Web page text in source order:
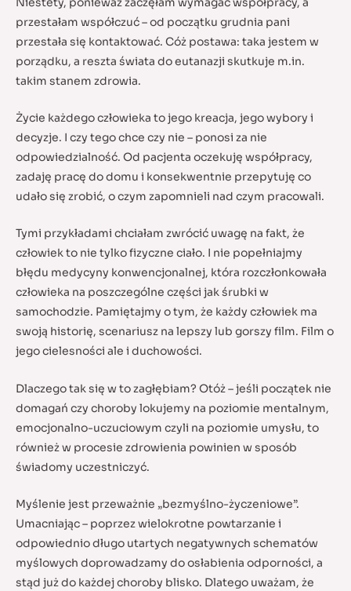
przestałam współczuć – od początku grudnia pani
przestała się kontaktować. Cóż postawa: taka jestem w
porządku, a reszta świata do eutanazji skutkuje m.in.
takim stanem zdrowia.
Życie każdego człowieka to jego kreacja, jego wybory i
decyzje. I czy tego chce czy nie – ponosi za nie
odpowiedzialność. Od pacjenta oczekuję współpracy,
zadaję pracę do domu i konsekwentnie przepytuję co
udało się zrobić, o czym zapomnieli nad czym pracowali.
Tymi przykładami chciałam zwrócić uwagę na fakt, że
człowiek to nie tylko fizyczne ciało. I nie popełniajmy
błędu medycyny konwencjonalnej, która rozczłonkowała
człowieka na poszczególne części jak śrubki w
samochodzie. Pamiętajmy o tym, że każdy człowiek ma
swoją historię, scenariusz na lepszy lub gorszy film. Film o
jego cielesności ale i duchowości.
Dlaczego tak się w to zagłębiam? Otóż – jeśli początek nie
domagań czy choroby lokujemy na poziomie mentalnym,
emocjonalno-uczuciowym czyli na poziomie umysłu, to
również w procesie zdrowienia powinien w sposób
świadomy uczestniczyć.
Myślenie jest przeważnie „bezmyślno-życzeniowe”.
Umacniając – poprzez wielokrotne powtarzanie i
odpowiednio długo utartych negatywnych schematów
myślowych doprowadzamy do osłabienia odporności, a
stąd już do każdej choroby blisko. Dlatego uważam, że